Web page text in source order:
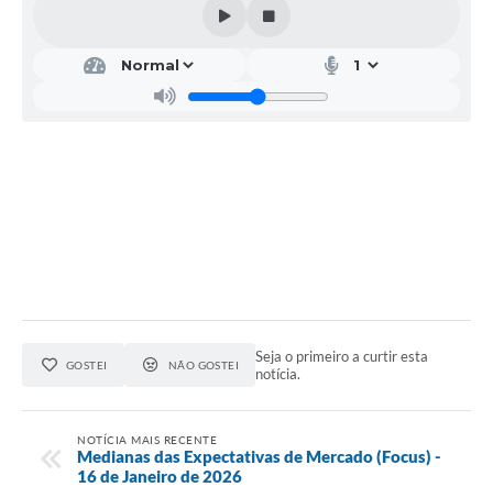
GOSTEI NÃO GOSTEI
Seja o primeiro a curtir esta
notícia.
NOTÍCIA MAIS RECENTE
Medianas das Expectativas de Mercado (Focus) -
16 de Janeiro de 2026